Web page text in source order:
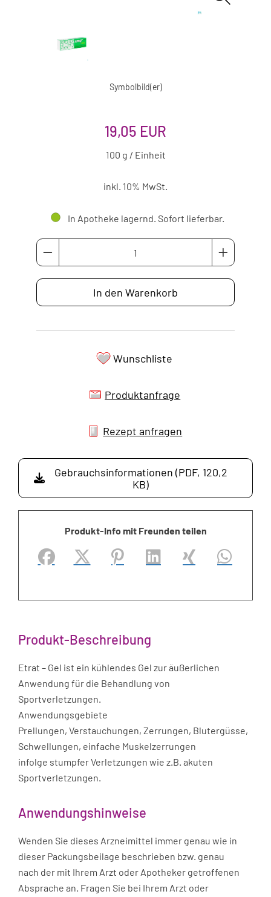
Symbolbild(er)
19,05 EUR
100 g / Einheit
inkl. 10% MwSt.
In Apotheke lagernd. Sofort lieferbar.
In den Warenkorb
Wunschliste
Produktanfrage
Rezept anfragen
Gebrauchsinformationen (PDF, 120,2
KB)
Produkt-Info mit Freunden teilen
Facebook
X PinterestLinkedInXing
Produkt-Beschreibung
Etrat – Gel ist ein kühlendes Gel zur äußerlichen
Anwendung für die Behandlung von
Sportverletzungen.
Anwendungsgebiete
Prellungen, Verstauchungen, Zerrungen, Blutergüsse,
Schwellungen, einfache Muskelzerrungen
infolge stumpfer Verletzungen wie z.B. akuten
Sportverletzungen.
Anwendungshinweise
Wenden Sie dieses Arzneimittel immer genau wie in
dieser Packungsbeilage beschrieben bzw. genau
nach der mit Ihrem Arzt oder Apotheker getroffenen
Absprache an. Fragen Sie bei Ihrem Arzt oder